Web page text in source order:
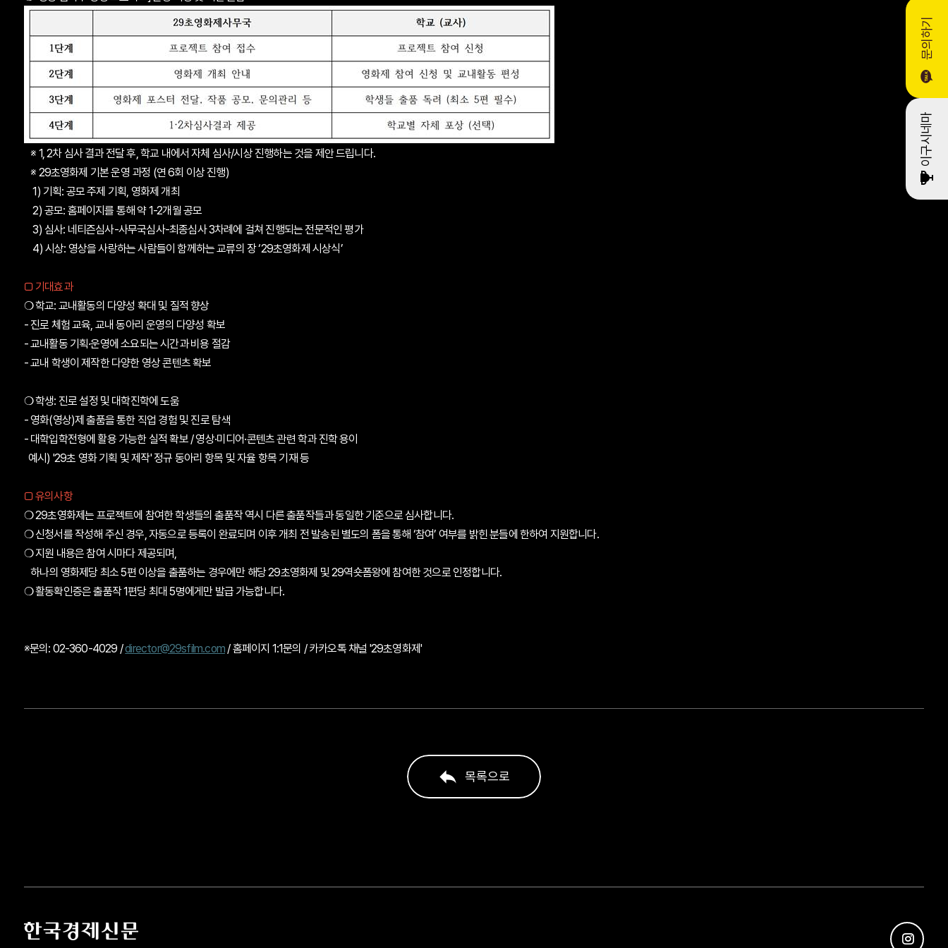
문의하기
이구시네마
※ 1, 2차 심사 결과 전달 후, 학교 내에서 자체 심사/시상 진행하는 것을 제안 드립니다.
※ 29초영화제 기본 운영 과정 (연 6회 이상 진행)
1) 기획: 공모 주제 기획, 영화제 개최
2) 공모: 홈페이지를 통해 약 1-2개월 공모
3) 심사: 네티즌심사-사무국심사-최종심사 3차례에 걸쳐 진행되는 전문적인 평가
4) 시상: 영상을 사랑하는 사람들이 함께하는 교류의 장 ‘29초영화제 시상식’
□ 기대효과
❍학교: 교내활동의 다양성 확대 및 질적 향상
- 진로 체험 교육, 교내 동아리 운영의 다양성 확보
- 교내활동 기획·운영에 소요되는 시간과 비용 절감
- 교내 학생이 제작한 다양한 영상 콘텐츠 확보
❍학생: 진로 설정 및 대학진학에 도움
- 영화(영상)제 출품을 통한 직업 경험 및 진로 탐색
- 대학입학전형에 활용 가능한 실적 확보 / 영상·미디어·콘텐츠 관련 학과 진학 용이
예시) '29초 영화 기획 및 제작' 정규 동아리 항목 및 자율 항목 기재 등
□유의사항
❍29초영화제는 프로젝트에 참여한 학생들의 출품작 역시 다른 출품작들과 동일한 기준으로 심사합니다.
❍신청서를 작성해 주신 경우, 자동으로 등록이 완료되며 이후 개최 전 발송된 별도의 폼을 통해 ‘참여’ 여부를 밝힌 분들에 한하여 지원합니다.
❍지원 내용은 참여 시마다 제공되며,
하나의 영화제당최소 5편 이상을 출품하는 경우에만 해당 29초영화제 및 29역숏폼왕에 참여한 것으로 인정합니다.
❍활동확인증은 출품작 1편당 최대 5명에게만 발급 가능합니다.
※문의: 02-360-4029 /director@29sfilm.com/ 홈페이지 1:1문의 / 카카오톡 채널 '29초영화제'
목록으로